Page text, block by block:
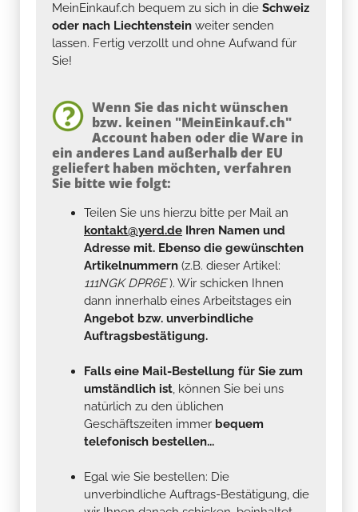
MeinEinkauf.ch bequem zu sich in die Schweiz
oder nach Liechtenstein weiter senden
lassen. Fertig verzollt und ohne Aufwand für
Sie!
Wenn Sie das nicht wünschen
bzw. keinen "MeinEinkauf.ch"
Account haben oder die Ware in
ein anderes Land außerhalb der EU
geliefert haben möchten, verfahren
Sie bitte wie folgt:
Teilen Sie uns hierzu bitte per Mail an
kontakt@yerd.de Ihren Namen und
Adresse mit. Ebenso die gewünschten
Artikelnummern (z.B. dieser Artikel:
111NGK DPR6E). Wir schicken Ihnen
dann innerhalb eines Arbeitstages ein
Angebot bzw. unverbindliche
Auftragsbestätigung.
Falls eine Mail-Bestellung für Sie zum
umständlich ist, können Sie bei uns
natürlich zu den üblichen
Geschäftszeiten immer bequem
telefonisch bestellen...
Egal wie Sie bestellen: Die
unverbindliche Auftrags-Bestätigung, die